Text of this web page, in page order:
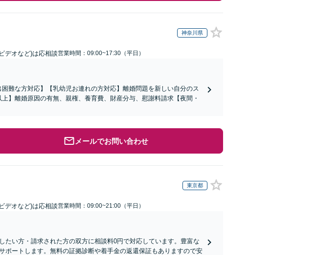
神奈川県
デオなど)は応相談営業時間：09:00~17:30（平日）
難な方対応】【乳幼児お連れの方対応】離婚問題を新しい自分のス
】離婚原因の有無、親権、養育費、財産分与、慰謝料請求【夜間・
メールでお問い合わせ
東京都
デオなど)は応相談営業時間：09:00~21:00（平日）
たい方・請求された方の双方に相談料0円で対応しています。豊富な
ポートします。無料の証拠診断や着手金の返還保証もありますので安